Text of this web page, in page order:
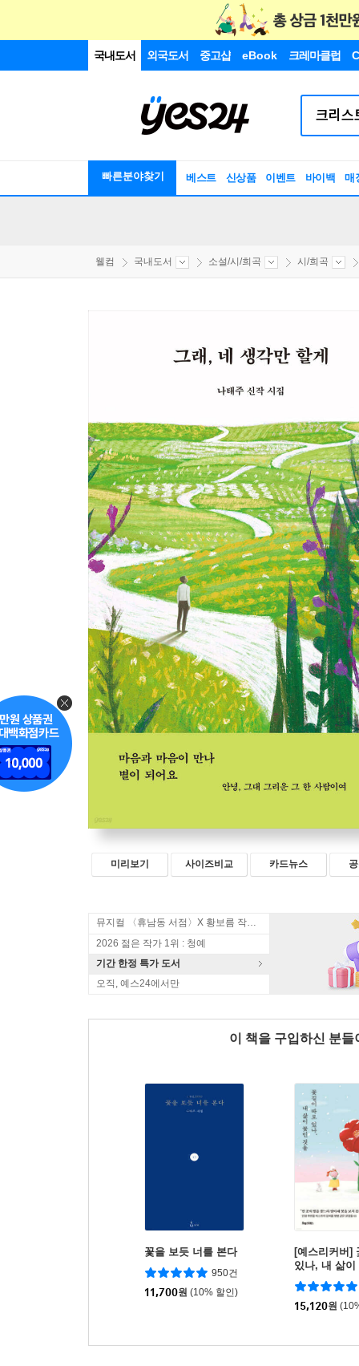
국내도서 외국도서 중고샵 eBook 크레마클럽
빠른분야찾기 베스트 신상품 이벤트 바이백 매
웰컴 국내도서 소설/시/희곡 시/희곡
미리보기 사이즈비교 카드뉴스
뮤지컬 〈휴남동 서점〉X 황보름 작가 북토크
2026 젊은 작가 1위 : 청예
기간 한정 특가 도서
오직, 예스24에서만
이 책을 구입하신 분
꽃을 보듯 너를 본다
950건
11,700원 (10% 할인)
[예스리커버]
있나, 내 삶이
15,120원